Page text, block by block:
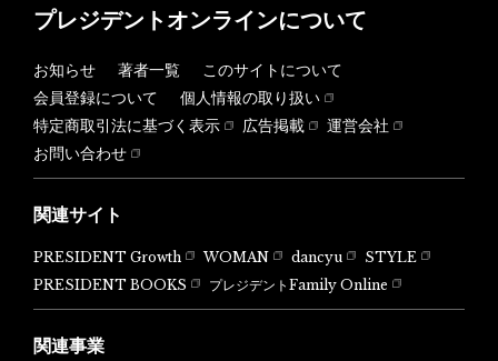
プレジデントオンラインについて
お知らせ 著者一覧
このサイトについて
会員登録について
個人情報の取り扱い
特定商取引法に基づく表示
広告掲載
運営会社
お問い合わせ
関連サイト
PRESIDENT Growth WOMAN dancyu
STYLE
PRESIDENT BOOKS
プレジデントFamily Online
関連事業